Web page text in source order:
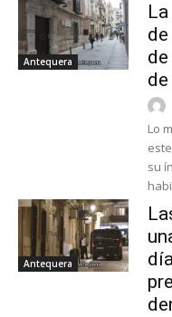
Antequera
Lo
su
Antequera